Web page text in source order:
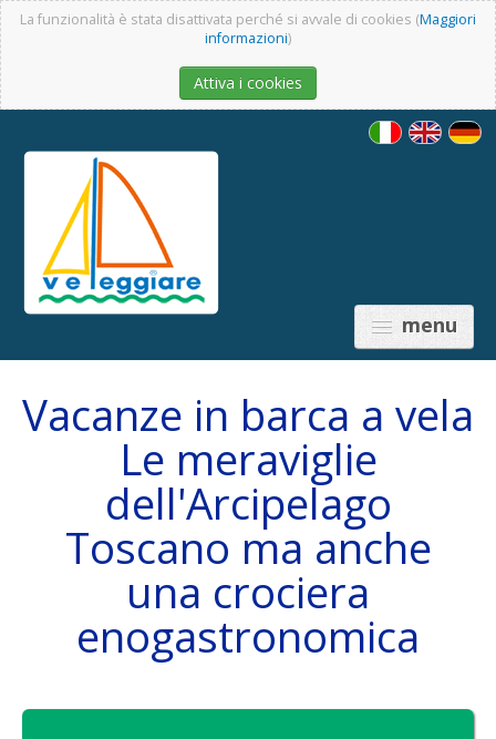
La funzionalità è stata disattivata perché si avvale di cookies (Maggiori
informazioni)
Attiva i cookies
menu
PRICES
THE SAILING BOAT
Vacanze in barca a vela
Le meraviglie
dell'Arcipelago
Toscano ma anche
una crociera
enogastronomica